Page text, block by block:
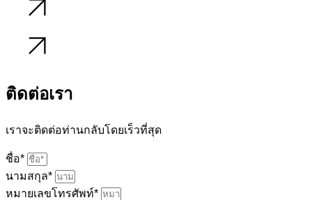
ติดต่อเรา
เราจะติดต่อท่านกลับโดยเร็วที่สุด
ชื่อ*
นามสกุล*
หมายเลขโทรศัพท์*